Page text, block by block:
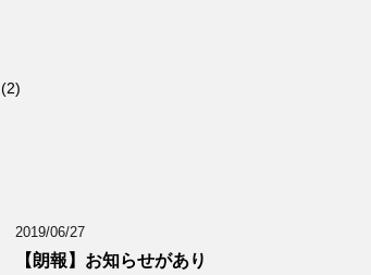
(2)
2019/06/27
【朗報】お知らせがあり